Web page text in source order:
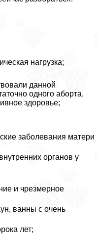
нагрузка;
данной
одного aбopта,
здоровье;
заболевания матери
органов у
и чрезмерное
ванны с очень
лет;